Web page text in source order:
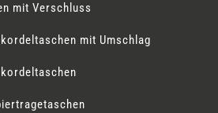
mit Verschluss
mit Umschlag